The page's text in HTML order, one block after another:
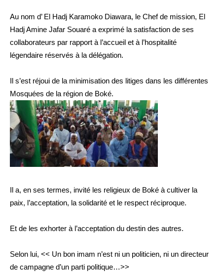
Au nom d’ El Hadj Karamoko Diawara, le Chef de mission, El
Hadj Amine Jafar Souaré a exprimé la satisfaction de ses
collaborateurs par rapport à l’accueil et à l’hospitalité
légendaire réservés à la délégation.
Il s’est réjoui de la minimisation des litiges dans les différentes
Mosquées de la région de Boké.
Il a, en ses termes, invité les religieux de Boké à cultiver la
paix, l’acceptation, la solidarité et le respect réciproque.
Et de les exhorter à l’acceptation du destin des autres.
Selon lui, << Un bon imam n’est ni un politicien, ni un directeur
de campagne d’un parti politique…>>